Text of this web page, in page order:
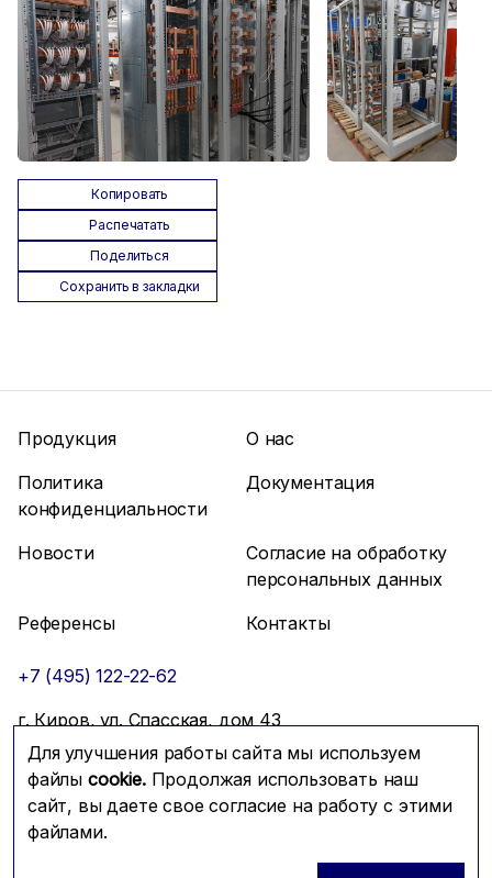
Копировать
Распечатать
Поделиться
Сохранить в закладки
Для улучшения работы сайта мы используем
файлы cookie.Продолжая использовать наш
сайт, вы даете свое согласие на работу с этими
файлами.
Продукция
О нас
Политика
конфиденциальности
Документация
Новости
Согласие на обработку
персональных данных
Референсы
Контакты
+7 (495) 122-22-62
г. Киров, ул. Спасская, дом 43
info@mfmc.ru
Связаться с нами